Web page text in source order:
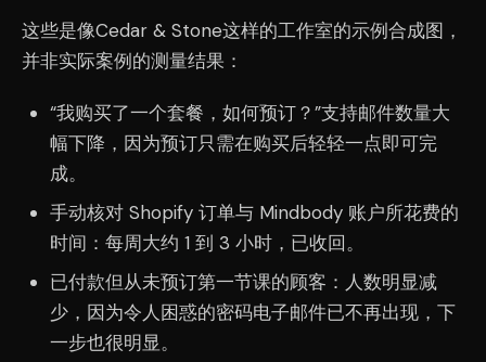
这些是像Cedar & Stone这样的工作室的示例合成图，
并非实际案例的测量结果：
“我购买了一个套餐，如何预订？”支持邮件数量大
幅下降，因为预订只需在购买后轻轻一点即可完
成。
手动核对 Shopify 订单与 Mindbody 账户所花费的
时间：每周大约 1 到 3 小时，已收回。
已付款但从未预订第一节课的顾客：人数明显减
少，因为令人困惑的密码电子邮件已不再出现，下
一步也很明显。